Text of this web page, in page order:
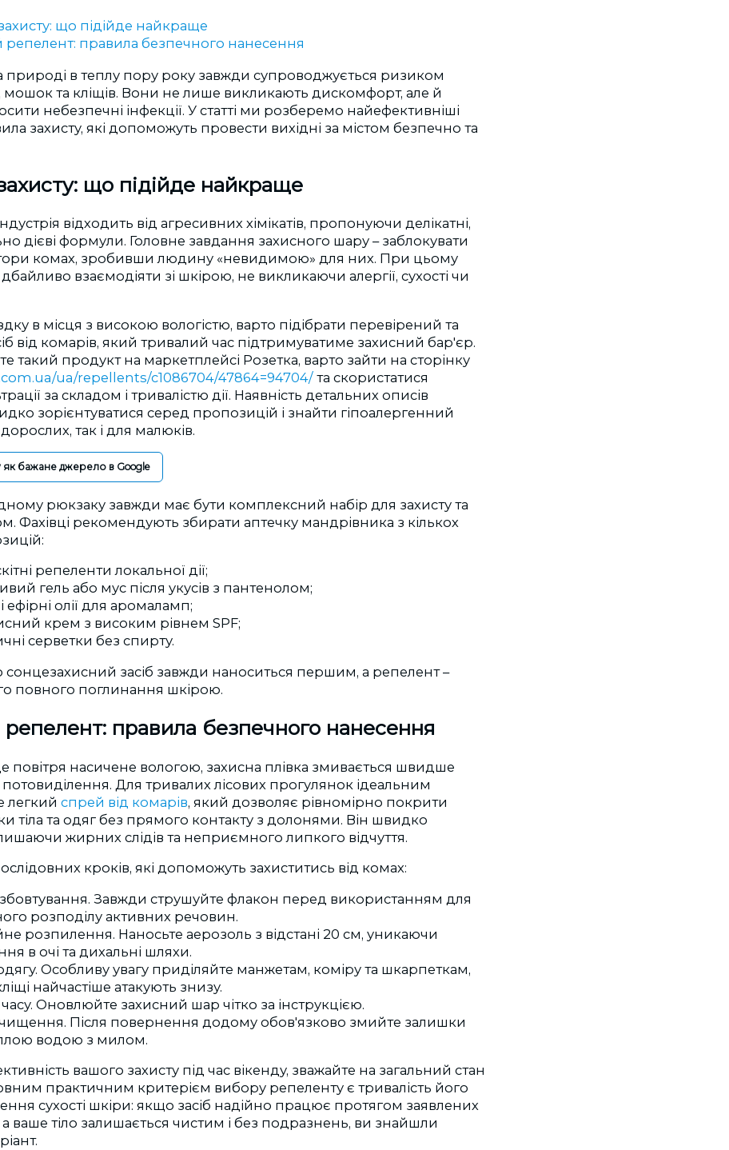
що підійде найкраще
правила безпечного нанесення
природі в теплу пору року завжди супроводжується ризиком
мошок та кліщів. Вони не лише викликають дискомфорт, але й
небезпечні інфекції. У статті ми розберемо найефективніші
захисту, які допоможуть провести вихідні за містом безпечно та
що підійде найкраще
відходить від агресивних хімікатів, пропонуючи делікатні,
дієві формули. Головне завдання захисного шару –заблокувати
комах, зробивши людину «невидимою» для них. При цьому
взаємодіяти зі шкірою, не викликаючи алергії, сухості чи
в місця з високою вологістю, варто підібрати перевірений та
від комарів, який тривалий час підтримуватиме захисний бар'єр.
такий продукт на маркетплейсі Розетка, варто зайти на сторінку
ua/repellents/c1086704/47864=94704/ та скористатися
за складом і тривалістю дії. Наявність детальних описів
зорієнтуватися серед пропозицій і знайти гіпоалергенний
так і для малюків.
як бажане джерело в Google
рюкзаку завжди має бути комплексний набір для захисту та
Фахівці рекомендують збирати аптечку мандрівника з кількох
репеленти локальної дії;
гель або мус після укусів з пантенолом;
ефірні олії для аромаламп;
крем з високим рівнем SPF;
серветки без спирту.
сонцезахисний засіб завжди наноситься першим, а репелент–
повного поглинання шкірою.
правила безпечного нанесення
повітря насичене вологою, захисна плівка змивається швидше
Для тривалих лісових прогулянок ідеальним
легкий спрей від комарів, який дозволяє рівномірно покрити
тіла та одяг без прямого контакту з долонями. Він швидко
жирних слідів та неприємного липкого відчуття.
кроків, які допоможуть захиститись від комах:
Завжди струшуйте флакон перед використанням для
розподілу активних речовин.
розпилення. Наносьте аерозоль з відстані 20 см, уникаючи
в очі та дихальні шляхи.
Особливу увагу приділяйте манжетам, коміру та шкарпеткам,
найчастіше атакують знизу.
Оновлюйте захисний шар чітко за інструкцією.
Після повернення додому обов'язково змийте залишки
водою з милом.
вашого захисту під час вікенду, зважайте на загальний стан
практичним критерієм вибору репеленту є тривалість його
сухості шкіри: якщо засіб надійно працює протягом заявлених
а ваше тіло залишається чистим і без подразнень, ви знайшли